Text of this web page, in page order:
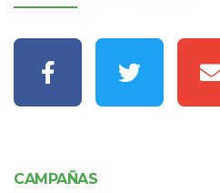
CAMPAÑAS